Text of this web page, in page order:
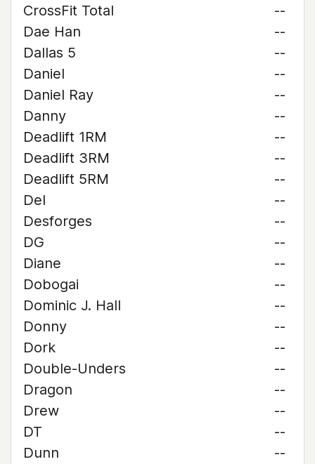
CrossFit Total
--
Dae Han
--
Dallas 5
--
Daniel
--
Daniel Ray
--
Danny
--
Deadlift 1RM
--
Deadlift 3RM
--
Deadlift 5RM
--
Del
--
Desforges
--
DG
--
Diane
--
Dobogai
--
Dominic J. Hall
--
Donny
--
Dork
--
Double-Unders
--
Dragon
--
Drew
--
DT
--
Dunn
--